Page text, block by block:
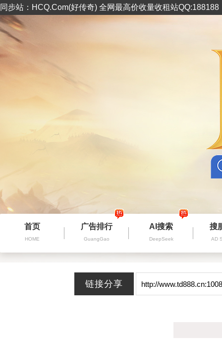
同步站：HCQ.Com(好传奇) 全网最高价收量收租站
首页
HOME
广告排行
GuangGao
AI搜索
DeepSeek
搜
AD